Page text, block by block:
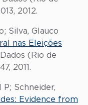
2012.
Silva, Glauco
nas Eleições
(Rio de
2011.
P; Schneider,
Evidence from